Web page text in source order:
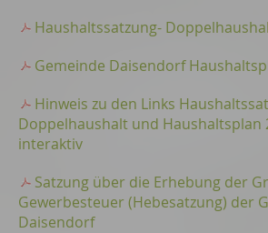
Haushaltssatzung-
Gemeinde Daisendorf
Hinweis zu den Links
Doppelhaushalt und Haushaltsplan
interaktiv
Satzung über die Erhebung der
Gewerbesteuer (Hebesatzung) der
Daisendorf